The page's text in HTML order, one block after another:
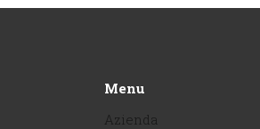
Menu
Azienda